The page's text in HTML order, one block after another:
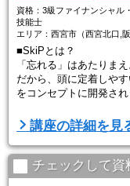
資格：3級ファイナンシャル
技能士
エリア：西宮市（西宮北口,
■SkiPとは？
「忘れる」はあたりまえ
だから、頭に定着しやす
をコンセプトに開発され
■講座の特徴
①今から始める人も、
スキのない新学習法「
す。
講座の詳細を見
チェックして